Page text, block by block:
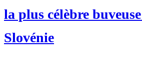
la plus célèbre
Slovénie